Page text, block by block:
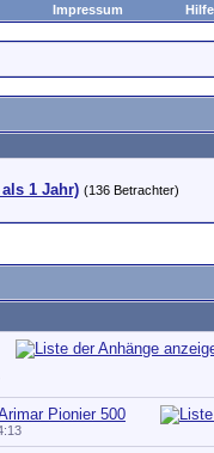
Impressum Hilfe
1 Jahr) (136 Betrachter)
Pionier 500